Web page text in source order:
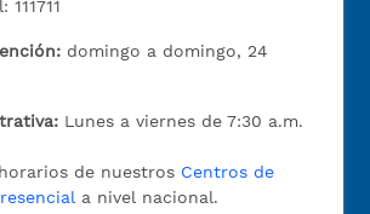
domingo a domingo, 24
Lunes a viernes de 7:30 a.m.
de nuestros Centros de
a nivel nacional.